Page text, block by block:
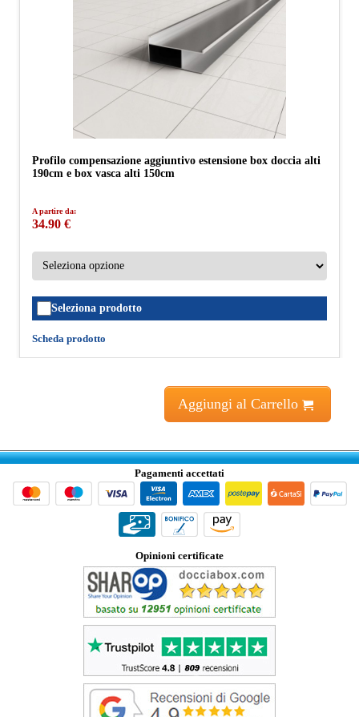
Profilo compensazione aggiuntivo estensione box doccia alti
190cm e box vasca alti 150cm
A partire da:
34.90 €
Seleziona prodotto
Scheda prodotto
Aggiungi al Carrello
Pagamenti accettati
Opinioni certificate